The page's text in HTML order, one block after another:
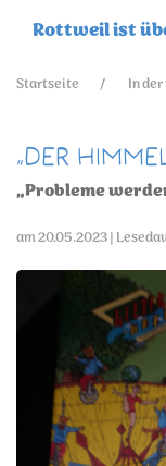
Rottweil ist
Startseite In
„Der
„Probleme
am 20.05.2023 |